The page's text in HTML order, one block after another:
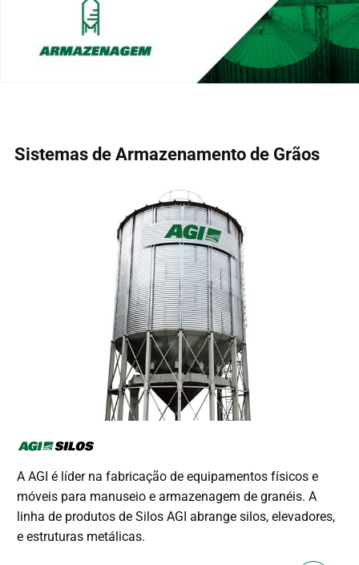
Sistemas de Armazenamento de Grãos
A AGI é líder na fabricação de equipamentos físicos e
móveis para manuseio e armazenagem de granéis. A
linha de produtos de Silos AGI abrange silos, elevadores,
e estruturas metálicas.